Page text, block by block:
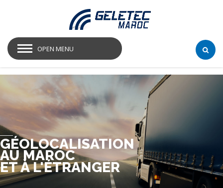
OPEN MENU
ET À L'ÉTRANGER
AU MAROC
GÉOLOCALISATION